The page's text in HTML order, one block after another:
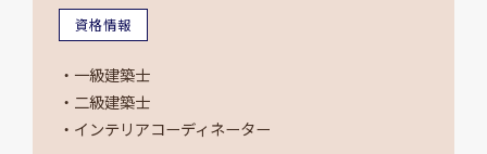
資格情報
・一級建築士
・二級建築士
・インテリアコーディネーター